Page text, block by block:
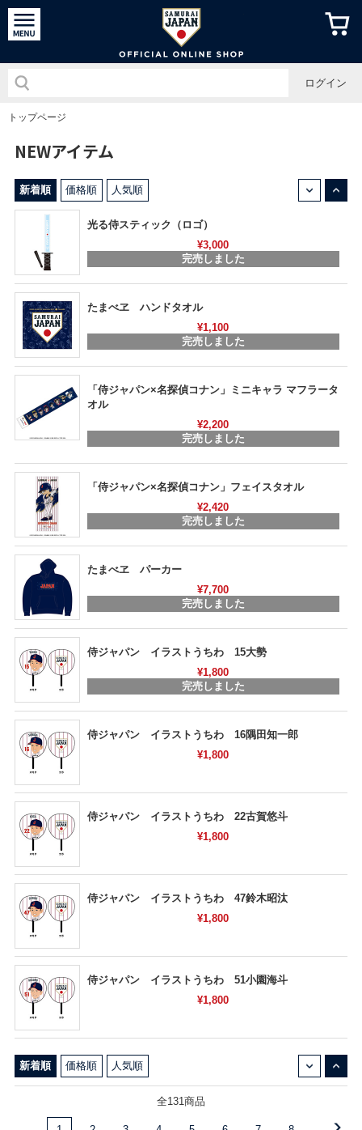
侍ジャパ
ログイン
トップページ
NEWアイテム
新着順 価格順 人気順
光る侍スティック（ロゴ）
¥3,000
完売しました
たまべヱ ハンドタオル
¥1,100
完売しました
「侍ジャパン×名探偵コナン」ミニキャラ マフラータ
オル
¥2,200
完売しました
「侍ジャパン×名探偵コナン」フェイスタオル
¥2,420
完売しました
たまべヱ パーカー
¥7,700
完売しました
侍ジャパン イラストうちわ 15大勢
¥1,800
完売しました
侍ジャパン イラストうちわ 16隅田知一郎
¥1,800
侍ジャパン イラストうちわ 22古賀悠斗
¥1,800
侍ジャパン イラストうちわ 47鈴木昭汰
¥1,800
侍ジャパン イラストうちわ 51小園海斗
¥1,800
新着順 価格順 人気順
全131商品